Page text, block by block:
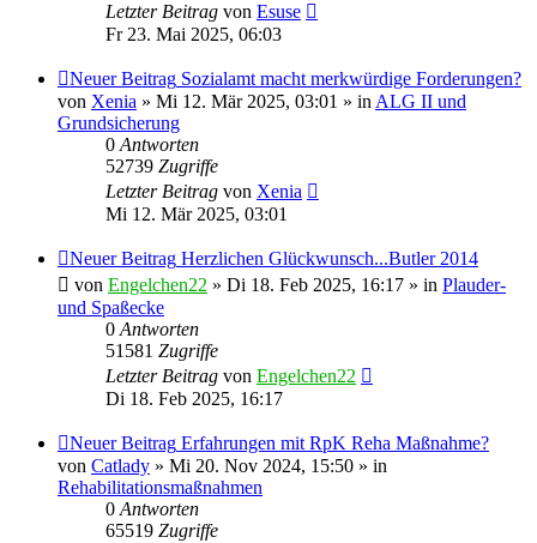
Letzter Beitrag von Esuse
Fr 23. Mai 2025, 06:03
Neuer Beitrag Sozialamt macht merkwürdige Forderungen?
von Xenia » Mi 12. Mär 2025, 03:01 » inALG II und
Grundsicherung
0Antworten
52739 Zugriffe
Letzter Beitrag von Xenia
Mi 12. Mär 2025, 03:01
Neuer Beitrag Herzlichen Glückwunsch...Butler 2014
von Engelchen22 » Di 18. Feb 2025, 16:17 » in Plauder-
und Spaßecke
0Antworten
51581 Zugriffe
Letzter Beitrag von Engelchen22
Di 18. Feb 2025, 16:17
Neuer Beitrag Erfahrungen mit RpK Reha Maßnahme?
von Catlady » Mi 20. Nov 2024, 15:50 » in
Rehabilitationsmaßnahmen
0Antworten
65519 Zugriffe